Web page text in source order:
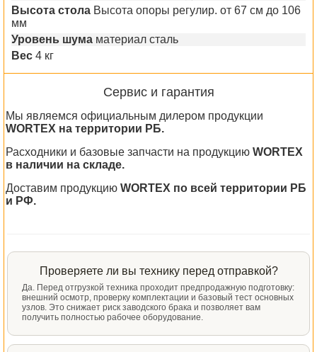
Высота стола Высота опоры регулир. от 67 см до 106
мм
Уровень шума материал сталь
Вес 4 кг
Сервис и гарантия
Мы являемся официальным дилером продукции
WORTEX на территории РБ.
Расходники и базовые запчасти на продукцию WORTEX
в наличии на складе.
Доставим продукцию WORTEX по всей территории РБ
и РФ.
Проверяете ли вы технику перед отправкой?
Да. Перед отгрузкой техника проходит предпродажную подготовку:
внешний осмотр, проверку комплектации и базовый тест основных
узлов. Это снижает риск заводского брака и позволяет вам
получить полностью рабочее оборудование.